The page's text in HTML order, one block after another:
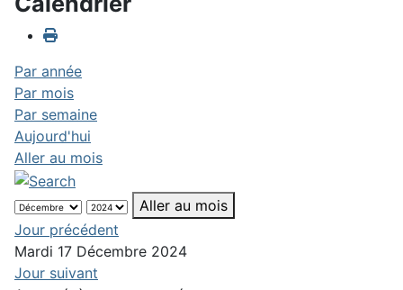
Par année
Par mois
Par semaine
Aujourd'hui
Aller au mois
Aller au mois
Jour précédent
Mardi 17 Décembre 2024
Jour suivant